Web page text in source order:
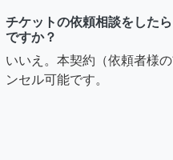
チケットの依頼相談をした
ですか？
いいえ。本契約（依頼者様
ンセル可能です。